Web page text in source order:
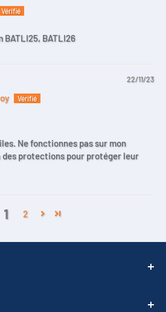
BATLI25, BATLI26
22/11/23
Ne fonctionnes pas sur mon
des protections pour protéger leur
1 2